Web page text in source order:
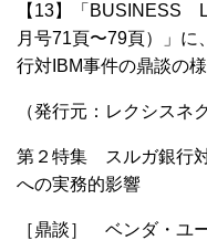
【13】「BUSINESS
月号71頁〜79頁）」 に、
行対IBM事件の鼎談の
（発行元：レクシスネ
第２特集 スルガ銀行
への実務的影響
［鼎談］ ベンダ・ユ